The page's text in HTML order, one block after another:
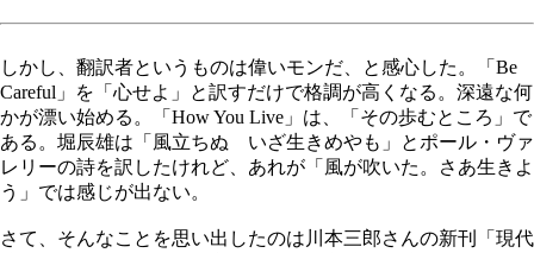
しかし、翻訳者というものは偉いモンだ、と感心した。「Be
Careful」を「心せよ」と訳すだけで格調が高くなる。深遠な何
かが漂い始める。「How You Live」は、「その歩むところ」で
ある。堀辰雄は「風立ちぬ いざ生きめやも」とポール・ヴァ
レリーの詩を訳したけれど、あれが「風が吹いた。さあ生きよ
う」では感じが出ない。
さて、そんなことを思い出したのは川本三郎さんの新刊「現代